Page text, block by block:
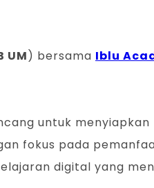
UM) bersama Iblu
untuk
fokus pada
digital yang